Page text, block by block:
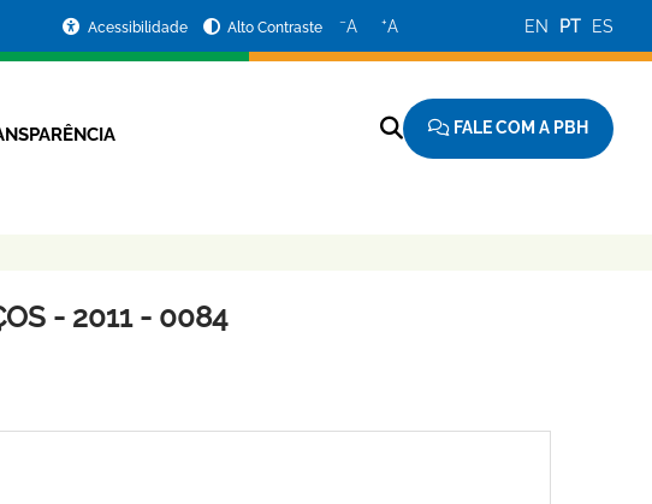
Acessibilidade Alto Contraste −A +A EN PT ES
FALE COM A PBH
- 2011 - 0084